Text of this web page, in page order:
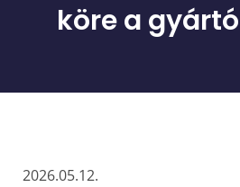
köre a
2026.05.12.